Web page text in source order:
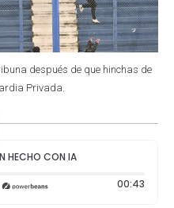
después de que hinchas de
Privada.
HECHO CON IA
0 segundos 00:43